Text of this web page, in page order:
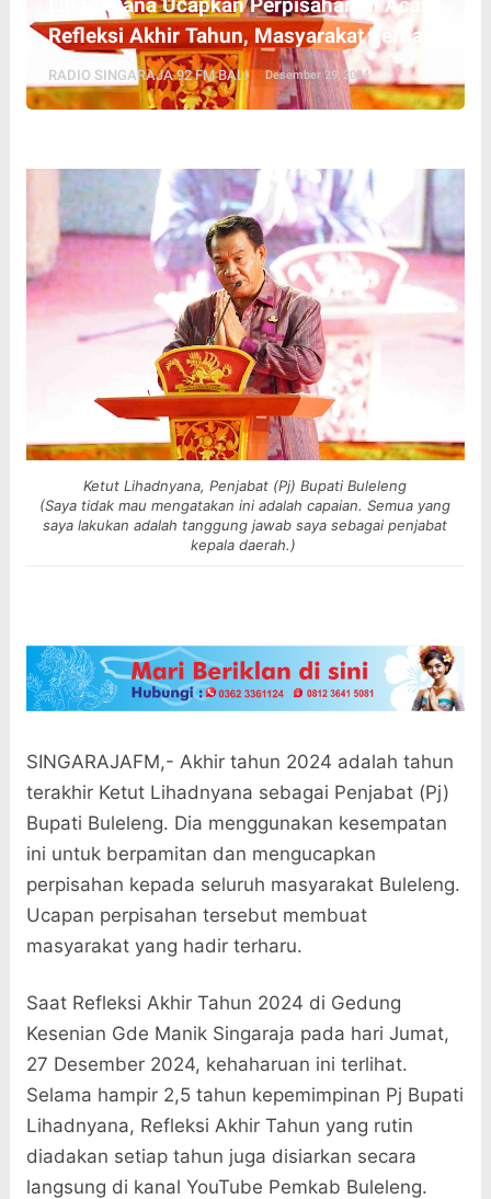
Refleksi Akhir Tahun, Masyarakat Terharu
RADIO SINGARAJA 92 FM BALI Desember 29, 2024
Ketut Lihadnyana, Penjabat (Pj) Bupati Buleleng
(Saya tidak mau mengatakan ini adalah capaian. Semua yang
saya lakukan adalah tanggung jawab saya sebagai penjabat
kepala daerah.)
SINGARAJAFM,- Akhir tahun 2024 adalah tahun
terakhir Ketut Lihadnyana sebagai Penjabat (Pj)
Bupati Buleleng. Dia menggunakan kesempatan
ini untuk berpamitan dan mengucapkan
perpisahan kepada seluruh masyarakat Buleleng.
Ucapan perpisahan tersebut membuat
masyarakat yang hadir terharu.
Saat Refleksi Akhir Tahun 2024 di Gedung
Kesenian Gde Manik Singaraja pada hari Jumat,
27 Desember 2024, kehaharuan ini terlihat.
Selama hampir 2,5 tahun kepemimpinan Pj Bupati
Lihadnyana, Refleksi Akhir Tahun yang rutin
diadakan setiap tahun juga disiarkan secara
langsung di kanal YouTube Pemkab Buleleng.